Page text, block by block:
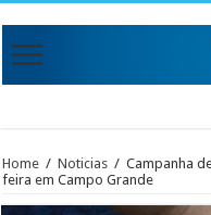
Home / Noticias / Campanha
feira em Campo Grande